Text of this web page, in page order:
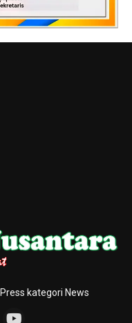
kategori News